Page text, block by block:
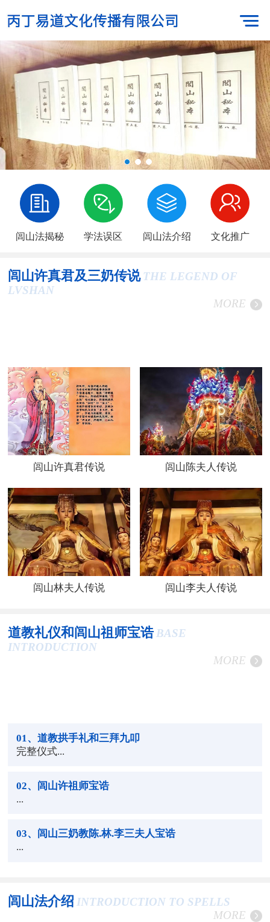
闾山法揭秘 学法误区 闾山法介绍 文化推广
闾山许真君及三奶传说 THE LEGEND OF
LVSHAN
MORE
闾山许真君传说 闾山陈夫人传说
闾山林夫人传说 闾山李夫人传说
道教礼仪和闾山祖师宝诰 BASE
INTRODUCTION
MORE
01 、道教拱手礼和三拜九叩
完整仪式...
02、闾山许祖师宝诰
...
03、闾山三奶教陈.林.李三夫人宝诰
...
闾山法介绍 INTRODUCTION TO SPELLS
MORE